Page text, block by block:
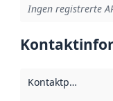
Ingen registrerte
Kontaktpunkt